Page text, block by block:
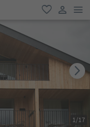
favorit
user link
1/17